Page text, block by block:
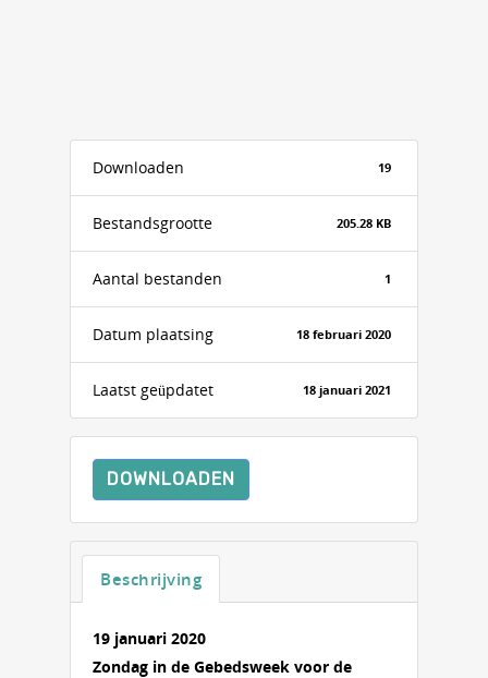
Downloaden 19
Bestandsgrootte 205.28 KB
Aantal bestanden 1
Datum plaatsing 18 februari 2020
Laatst geüpdatet 18 januari 2021
DOWNLOADEN
Beschrijving
19 januari 2020
Zondag in de Gebedsweek voor de